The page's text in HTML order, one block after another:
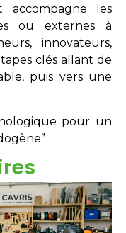
accompagne les
ou externes à
innovateurs,
clés allant de
puis vers une
pour un
Chercheurs